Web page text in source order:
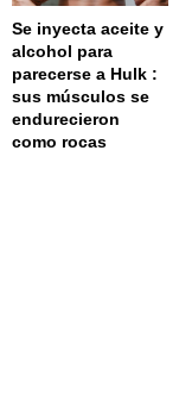
Se inyecta aceite y
alcohol para
parecerse a Hulk :
sus músculos se
endurecieron
como rocas